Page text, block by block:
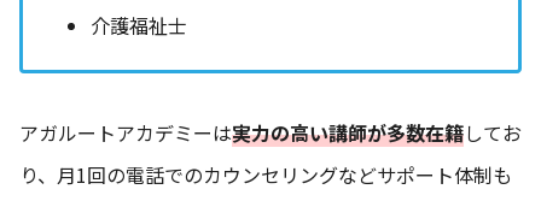
介護福祉士
アガルートアカデミーは実力の高い講師が多数在籍してお
り、月1回の電話でのカウンセリングなどサポート体制も